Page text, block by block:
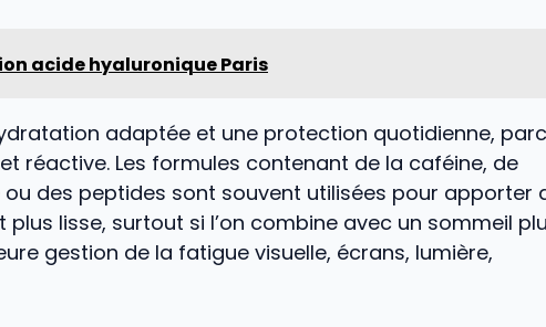
acide hyaluronique Paris
adaptée et une protection quotidienne,
réactive. Les formules contenant de la caféine, de
ou des peptides sont souvent utilisées pour apporter
lisse, surtout si l’on combine avec un sommeil
gestion de la fatigue visuelle, écrans, lumière,